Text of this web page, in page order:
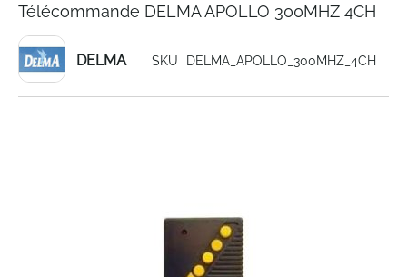
Télécommande DELMA APOLLO 300MHZ 4CH
DELMA SKU DELMA_APOLLO_300MHZ_4CH